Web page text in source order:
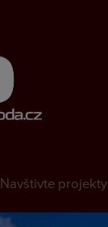
Navštivte projekty